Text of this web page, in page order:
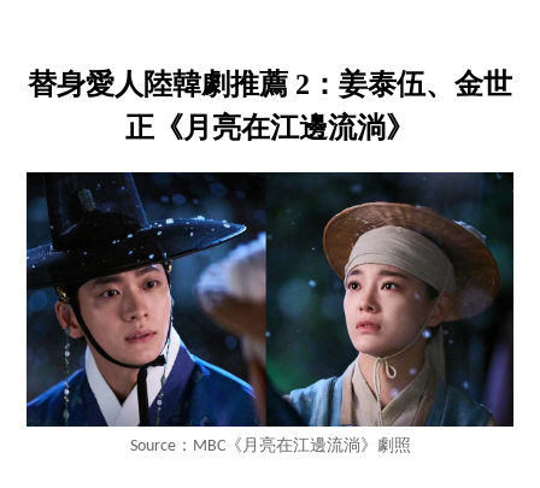
替身愛人陸韓劇推薦 2：姜泰伍、金世
正《月亮在江邊流淌》
Source：MBC《月亮在江邊流淌》劇照